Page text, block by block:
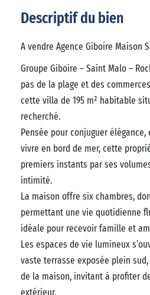
Descriptif du bien
A vendre Agence Giboire Maison
Groupe Giboire – Saint Malo –
pas de la plage et des
cette villa de 195 m² habitable
recherché.
Pensée pour conjuguer
vivre en bord de mer, cette
premiers instants par ses
intimité.
La maison offre six chambres,
permettant une vie quotidienne
idéale pour recevoir famille et
Les espaces de vie lumineux
vaste terrasse exposée plein
de la maison, invitant à profiter
extérieur.